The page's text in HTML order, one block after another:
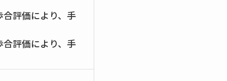
評価により、手
評価により、手